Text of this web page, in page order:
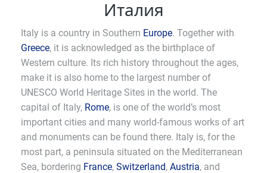
Италия
Italy is a country in Southern Europe. Together with
Greece, it is acknowledged as the birthplace of
Western culture. Its rich history throughout the ages,
make it is also home to the largest number of
UNESCO World Heritage Sites in the world. The
capital of Italy, Rome, is one of the world’s most
important cities and many world-famous works of art
and monuments can be found there. Italy is, for the
most part, a peninsula situated on the Mediterranean
Sea, bordering France, Switzerland, Austria, and